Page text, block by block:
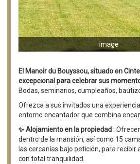
image
El Manoir du Bouyssou, situado en
excepcional para celebrar sus
Bodas, seminarios, cumpleaños,
Ofrezca a sus invitados una
entorno encantador que combina
✨ Alojamiento en la propiedad :
dentro de la mansión, así como 15
las cercanías bajo petición, para recibir
con total tranquilidad.